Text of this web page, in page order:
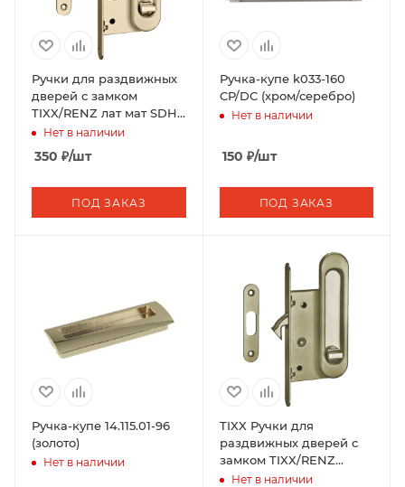
Ручки для раздвижных
дверей с замком
TIXX/RENZ лат мат SDH-
BK 501 SG
Нет в наличии
350 ₽/шт
ПОД ЗАКАЗ
Ручка-купе k033-160
CP/DC (хром/серебро)
Нет в наличии
150 ₽/шт
ПОД ЗАКАЗ
Ручка-купе 14.115.01-96
(золото)
Нет в наличии
TIXX Ручки для
раздвижных дверей с
замком TIXX/RENZ
бронза INSDH-BK 501
Нет в наличии